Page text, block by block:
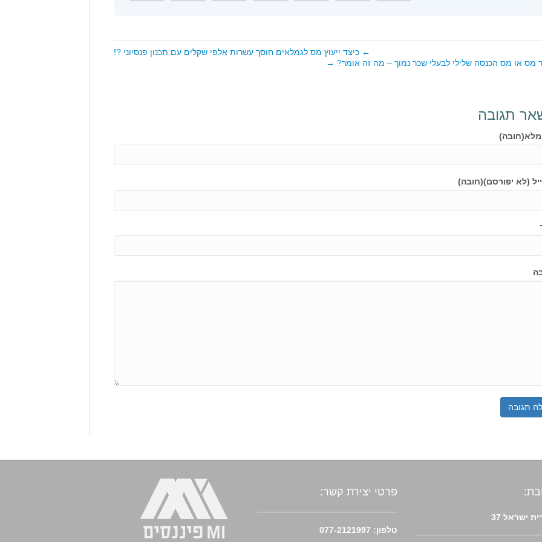
← כיצד ייעוץ מס לגמלאים חוסך עשרות אלפי שקלים עם תכנון פנסיוני ?!
מס או מס הכנסה שלילי לבעלי שכר נמוך – מה זה אומר? →
תגובה
(לא יפורסם)(חובה)
ישראל 37
פרטי יצירת קשר:
טלפון: 077-2121997